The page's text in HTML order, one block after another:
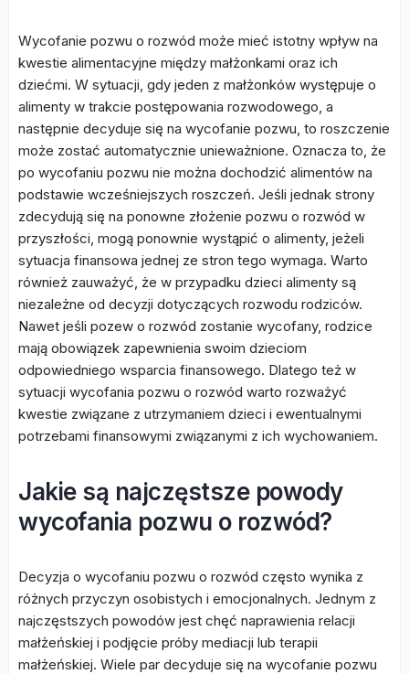
Wycofanie pozwu o rozwód może mieć istotny wpływ na
kwestie alimentacyjne między małżonkami oraz ich
dziećmi. W sytuacji, gdy jeden z małżonków występuje o
alimenty w trakcie postępowania rozwodowego, a
następnie decyduje się na wycofanie pozwu, to roszczenie
może zostać automatycznie unieważnione. Oznacza to, że
po wycofaniu pozwu nie można dochodzić alimentów na
podstawie wcześniejszych roszczeń. Jeśli jednak strony
zdecydują się na ponowne złożenie pozwu o rozwód w
przyszłości, mogą ponownie wystąpić o alimenty, jeżeli
sytuacja finansowa jednej ze stron tego wymaga. Warto
również zauważyć, że w przypadku dzieci alimenty są
niezależne od decyzji dotyczących rozwodu rodziców.
Nawet jeśli pozew o rozwód zostanie wycofany, rodzice
mają obowiązek zapewnienia swoim dzieciom
odpowiedniego wsparcia finansowego. Dlatego też w
sytuacji wycofania pozwu o rozwód warto rozważyć
kwestie związane z utrzymaniem dzieci i ewentualnymi
potrzebami finansowymi związanymi z ich wychowaniem.
Jakie są najczęstsze powody
wycofania pozwu o rozwód?
Decyzja o wycofaniu pozwu o rozwód często wynika z
różnych przyczyn osobistych i emocjonalnych. Jednym z
najczęstszych powodów jest chęć naprawienia relacji
małżeńskiej i podjęcie próby mediacji lub terapii
małżeńskiej. Wiele par decyduje się na wycofanie pozwu